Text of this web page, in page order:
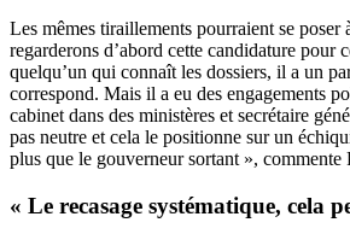
Les mêmes tiraillements pourraient se poser
regarderons d’abord cette candidature pour
quelqu’un qui connaît les dossiers, il a un
correspond. Mais il a eu des engagements
cabinet dans des ministères et secrétaire
pas neutre et cela le positionne sur un
plus que le gouverneur sortant », commente
« Le recasage systématique, cela